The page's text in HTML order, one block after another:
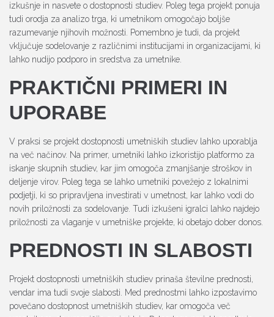
izkušnje in nasvete o dostopnosti studiev. Poleg tega projekt ponuja
tudi orodja za analizo trga, ki umetnikom omogočajo boljše
razumevanje njihovih možnosti. Pomembno je tudi, da projekt
vključuje sodelovanje z različnimi institucijami in organizacijami, ki
lahko nudijo podporo in sredstva za umetnike.
PRAKTIČNI PRIMERI IN
UPORABE
V praksi se projekt dostopnosti umetniških studiev lahko uporablja
na več načinov. Na primer, umetniki lahko izkoristijo platformo za
iskanje skupnih studiev, kar jim omogoča zmanjšanje stroškov in
deljenje virov. Poleg tega se lahko umetniki povežejo z lokalnimi
podjetji, ki so pripravljena investirati v umetnost, kar lahko vodi do
novih priložnosti za sodelovanje. Tudi izkušeni igralci lahko najdejo
priložnosti za vlaganje v umetniške projekte, ki obetajo dober donos.
PREDNOSTI IN SLABOSTI
Projekt dostopnosti umetniških studiev prinaša številne prednosti,
vendar ima tudi svoje slabosti. Med prednostmi lahko izpostavimo
povečano dostopnost umetniških studiev, kar omogoča več